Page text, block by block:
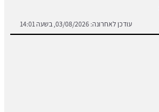
עודכן לאחרונה: 03/08/2026, בשעה 14:01